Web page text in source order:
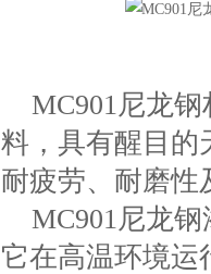
MC901尼龙钢
料，具有醒目的
耐疲劳、耐磨性
MC901尼龙钢
它在高温环境运